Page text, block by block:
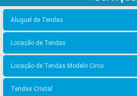
Aluguel de Tendas
Locação de Tendas
Locação de Tendas Modelo Circo
Tendas Cristal